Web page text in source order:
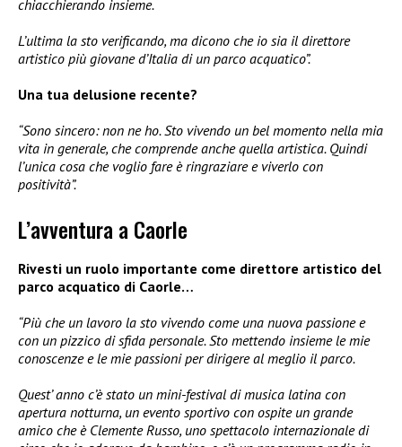
chiacchierando insieme.
L’ultima la sto verificando, ma dicono che io sia il direttore
artistico più giovane d’Italia di un parco acquatico”.
Una tua delusione recente?
“Sono sincero: non ne ho. Sto vivendo un bel momento nella mia
vita in generale, che comprende anche quella artistica. Quindi
l’unica cosa che voglio fare è ringraziare e viverlo con
positività”.
L’avventura a Caorle
Rivesti un ruolo importante come direttore artistico del
parco acquatico di Caorle…
“Più che un lavoro la sto vivendo come una nuova passione e
con un pizzico di sfida personale. Sto mettendo insieme le mie
conoscenze e le mie passioni per dirigere al meglio il parco.
Quest’ anno c’è stato un mini-festival di musica latina con
apertura notturna, un evento sportivo con ospite un grande
amico che è Clemente Russo, uno spettacolo internazionale di